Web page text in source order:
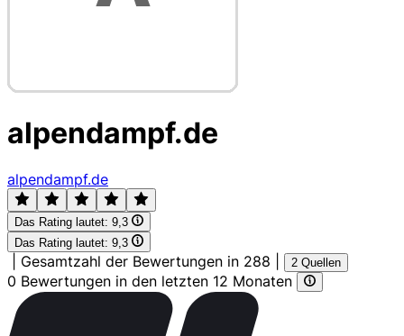
alpendampf.de
alpendampf.de
Das Rating lautet: 9,3
Das Rating lautet: 9,3
Gesamtzahl der Bewertungen in 288 2 Quellen
0 Bewertungen in den letzten 12 Monaten